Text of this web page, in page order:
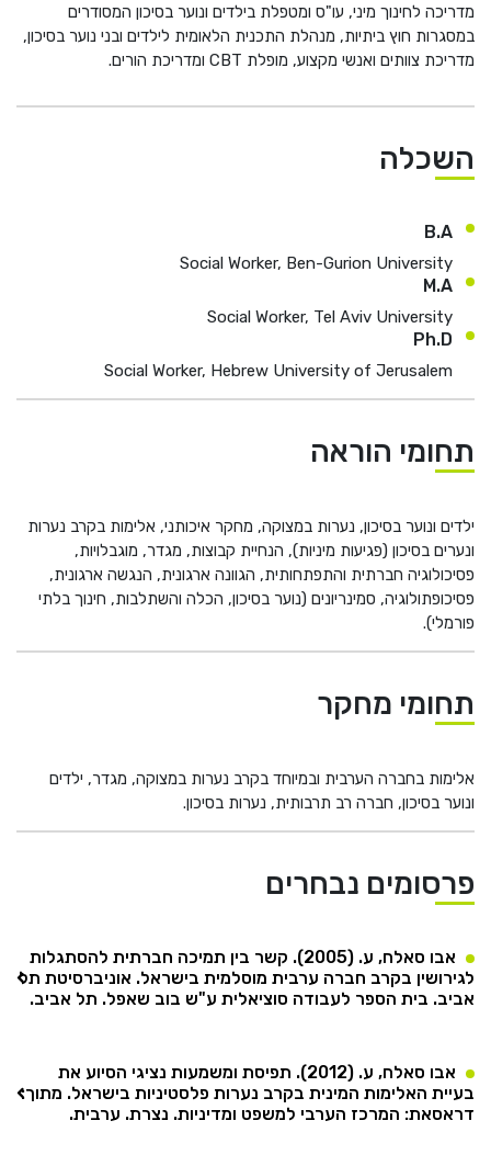
מדריכה לחינוך מיני, עו"ס ומטפלת בילדים ונוער בסיכון המסודרים
במסגרות חוץ ביתיות, מנהלת התכנית הלאומית לילדים ובני נוער בסיכון,
מדריכת צוותים ואנשי מקצוע, מופלת CBT ומדריכת הורים.
השכלה
B.A
Social Worker, Ben-Gurion University
M.A
Social Worker, Tel Aviv University
Ph.D
Social Worker, Hebrew University of Jerusalem
תחומי הוראה
ילדים ונוער בסיכון, נערות במצוקה, מחקר איכותני, אלימות בקרב נערות
ונערים בסיכון (פגיעות מיניות), הנחיית קבוצות, מגדר, מוגבלויות,
פסיכולוגיה חברתית והתפתחותית, הגוונה ארגונית, הנגשה ארגונית,
פסיכופתולוגיה, סמינריונים (נוער בסיכון, הכלה והשתלבות, חינוך בלתי
פורמלי).
תחומי מחקר
אלימות בחברה הערבית ובמיוחד בקרב נערות במצוקה, מגדר, ילדים
ונוער בסיכון, חברה רב תרבותית, נערות בסיכון.
פרסומים נבחרים
אבו סאלח, ע. (2005). קשר בין תמיכה חברתית להסתגלות
לגירושין בקרב חברה ערבית מוסלמית בישראל. אוניברסיטת תל
אביב. בית הספר לעבודה סוציאלית ע"ש בוב שאפל. תל אביב.
אבו סאלח, ע. (2012). תפיסת ומשמעות נציגי הסיוע את
בעיית האלימות המינית בקרב נערות פלסטיניות בישראל. מתוך:
דראסאת: המרכז הערבי למשפט ומדיניות. נצרת. ערבית.